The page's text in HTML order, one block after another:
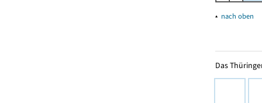
▴ nach oben
Das